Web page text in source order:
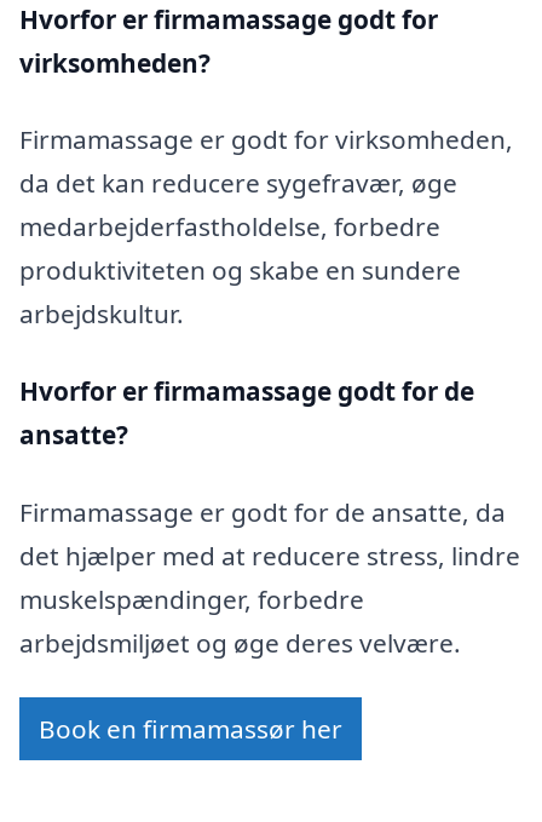
Hvorfor er firmamassage godt for
virksomheden?
Firmamassage er godt for virksomheden,
da det kan reducere sygefravær, øge
medarbejderfastholdelse, forbedre
produktiviteten og skabe en sundere
arbejdskultur.
Hvorfor er firmamassage godt for de
ansatte?
Firmamassage er godt for de ansatte, da
det hjælper med at reducere stress, lindre
muskelspændinger, forbedre
arbejdsmiljøet og øge deres velvære.
Book en firmamassør her